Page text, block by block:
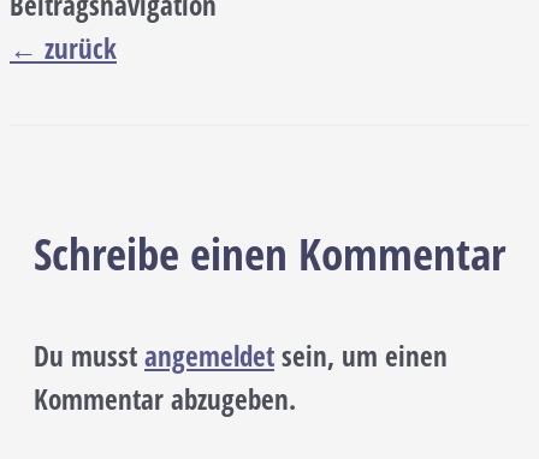
← zurück
Schreibe einen Kommentar
Du musstangemeldetsein, um einen
Kommentar abzugeben.